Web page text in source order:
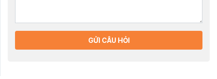
GỬI CÂU HỎI